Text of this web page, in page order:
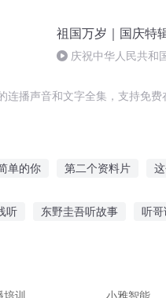
祖国万岁｜国庆特
庆祝中华人民共和
播声音和文字全集，支持免费
单的你 第二个资料片
听 东野圭吾听故事 听
培训 小雅智能